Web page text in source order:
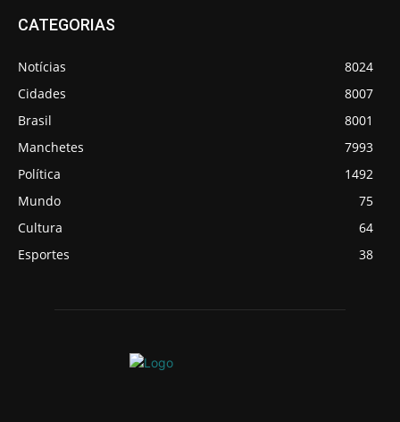
CATEGORIAS
Notícias
8024
Cidades
8007
Brasil
8001
Manchetes
7993
Política
1492
Mundo
75
Cultura
64
Esportes
38